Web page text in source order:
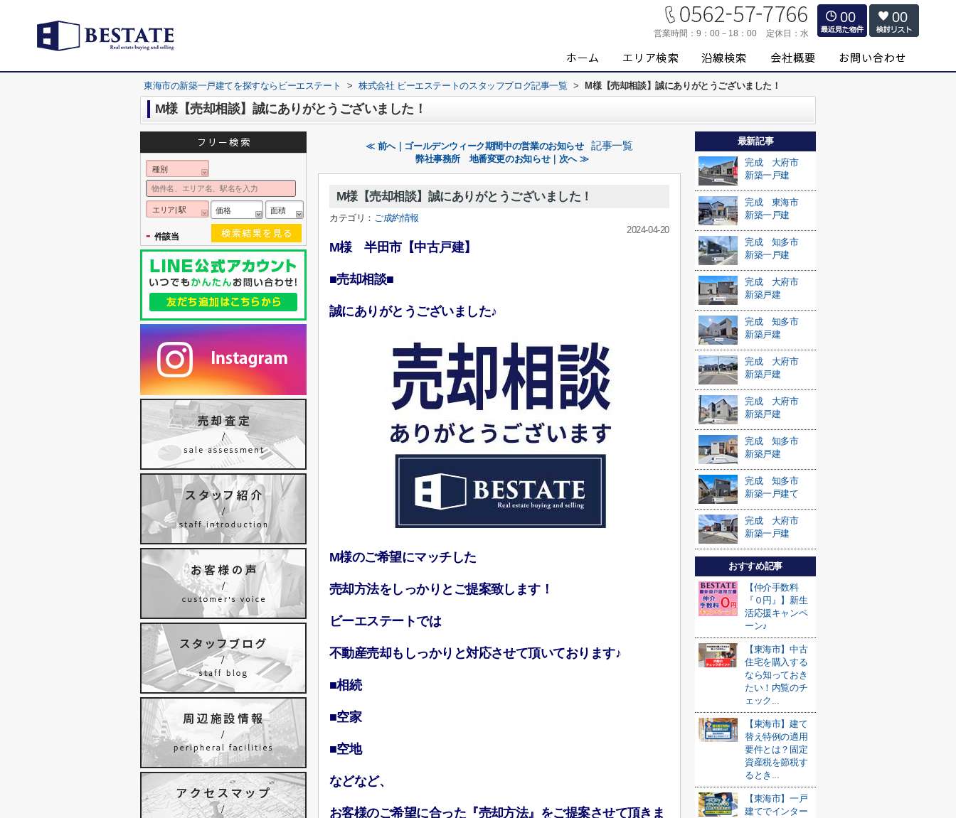
営業時間： 9：00－18：00 定休日： 水
00 00
東海市の新築一戸建てを探すならビーエステート > 株式会社 ビーエステートのスタッフブログ記事一覧 > M様【売却相談】誠にありがとうございました！
M様【売却相談】誠にありがとうございました！
≪ 前へ｜ゴールデンウィーク期間中の営業のお知らせ 記事一覧
弊社事務所 地番変更のお知らせ｜次へ ≫
M様【売却相談】誠にありがとうございました！
カテゴリ： ご成約情報
2024-04-20
M様 半田市【中古戸建】
■売却相談■
誠にありがとうございました♪
M様のご希望にマッチした
売却方法をしっかりとご提案致します！
ビーエステートでは
不動産売却もしっかりと対応させて頂いております♪
■相続
■空家
■空地
などなど、
お客様のご希望に合った『売却方法』をご提案させて頂きま
最新記事
完成 大府市
新築一戸建
完成 東海市
新築一戸建
完成 知多市
新築一戸建
完成 大府市
新築戸建
完成 知多市
新築戸建
完成 大府市
新築戸建
完成 大府市
新築戸建
完成 知多市
新築戸建
完成 知多市
新築一戸建て
完成 大府市
新築一戸建
おすすめ記事
【仲介手数料
『０円』】新生
活応援キャンペ
ーン♪
【東海市】中古
住宅を購入する
なら知っておき
たい！内覧のチ
ェック...
【東海市】建て
替え特例の適用
要件とは？固定
資産税を節税す
るとき...
【東海市】一戸
建てでインター
種別
エリア| 駅 価格 面積
- 件該当